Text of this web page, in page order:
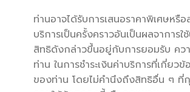
ท่านอาจได้รับการเสนอราคาพิเศษหรื
บริการเป็นครั้งคราวอันเป็นผลจาการใ
สิทธิดังกล่าวขึ้นอยู่กับการยอมรับ คว
ท่าน ในการชำระเงินค่าบริการที่เกี่ยว
ของท่าน โดยไม่คำนึงถึงสิทธิอื่น ๆ ที่